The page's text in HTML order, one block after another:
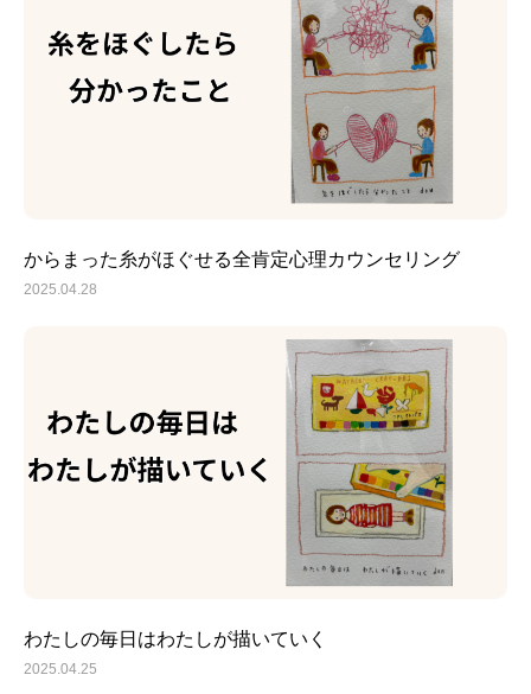
からまった糸がほぐせる全肯定心理カウンセリング
2025.04.28
わたしの毎日はわたしが描いていく
2025.04.25